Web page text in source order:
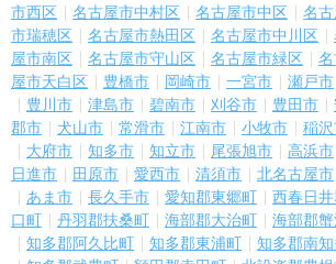
市西区
名古屋市中村区 名古屋市中区 名
市瑞穂区
名古屋市熱田区 名古屋市中川区
屋市南区
名古屋市守山区 名古屋市緑区
屋市天白区
豊橋市 岡崎市 一宮市 瀬戸市
豊川市
津島市 碧南市 刈谷市 豊田市
郡市
犬山市 常滑市 江南市 小牧市 稲
大府市
知多市 知立市 尾張旭市 高浜市
日進市
田原市 愛西市 清須市 北名古屋市
あま市
長久手市 愛知郡東郷町 西春日
口町
丹羽郡扶桑町 海部郡大治町 海部郡
知多郡阿久比町
知多郡東浦町 知多郡南